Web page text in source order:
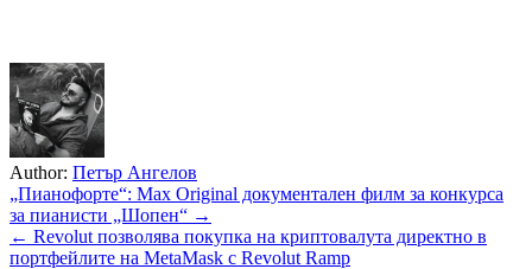
Author: Петър Ангелов
Навигация
„Пианофорте“: Max Original документален филм за конкурса
за пианисти „Шопен“ →
← Revolut позволява покупка на криптовалута директно в
портфейлите на MetaMask с Revolut Ramp